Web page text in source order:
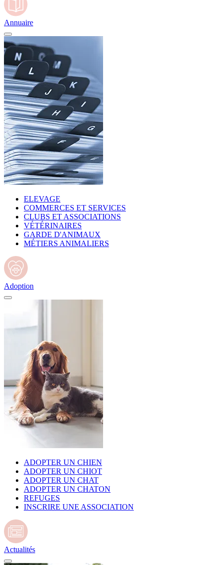
Annuaire
ELEVAGE
COMMERCES ET SERVICES
CLUBS ET ASSOCIATIONS
VÉTÉRINAIRES
GARDE D'ANIMAUX
MÉTIERS ANIMALIERS
Adoption
ADOPTER UN CHIEN
ADOPTER UN CHIOT
ADOPTER UN CHAT
ADOPTER UN CHATON
REFUGES
INSCRIRE UNE ASSOCIATION
Actualités